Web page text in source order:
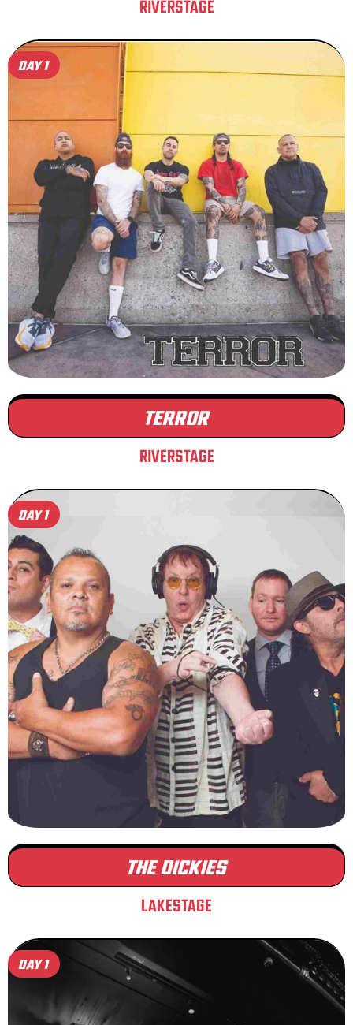
RIVERSTAGE
DAY 1
TERROR
RIVERSTAGE
DAY 1
THE DICKIES
LAKESTAGE
DAY 1